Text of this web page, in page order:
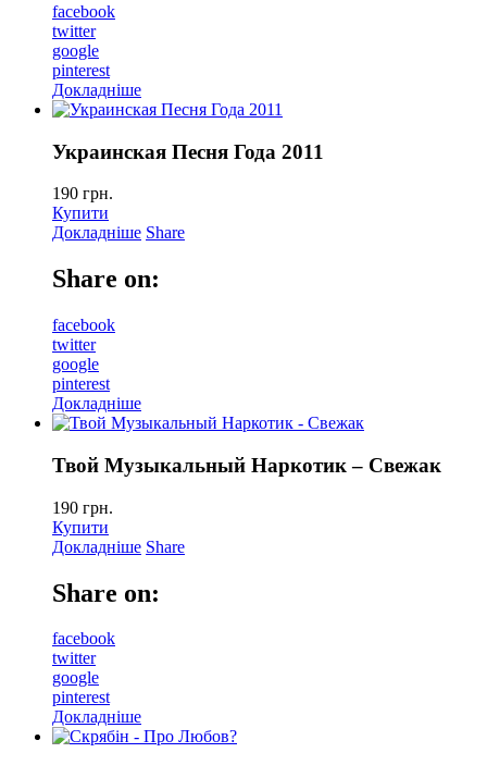
facebook
twitter
google
pinterest
Докладніше
Украинская Песня Года 2011
190 грн.
Купити
Докладніше Share
Share on:
facebook
twitter
google
pinterest
Докладніше
Твой Музыкальный Наркотик – Свежак
190 грн.
Купити
Докладніше Share
Share on:
facebook
twitter
google
pinterest
Докладніше